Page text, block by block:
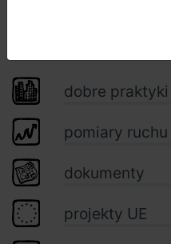
dobre praktyki
pomiary ruchu
dokumenty
projekty UE